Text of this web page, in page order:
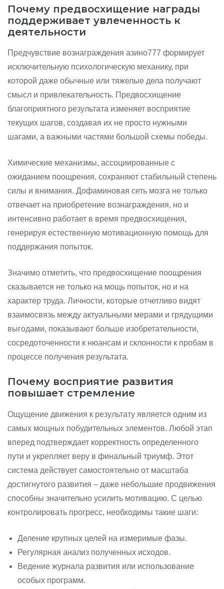
Почему предвосхищение награды
поддерживает увлеченность к
деятельности
Предчувствие вознаграждения азино777 формирует
исключительную психологическую механику, при
которой даже обычные или тяжелые дела получают
смысл и привлекательность. Предвосхищение
благоприятного результата изменяет восприятие
текущих шагов, создавая их не просто нужными
шагами, а важными частями большой схемы победы.
Химические механизмы, ассоциированные с
ожиданием поощрения, сохраняют стабильный степень
силы и внимания. Дофаминовая сеть мозга не только
отвечает на приобретение вознаграждения, но и
интенсивно работает в время предвосхищения,
генерируя естественную мотивационную помощь для
поддержания попыток.
Значимо отметить, что предвосхищение поощрения
сказывается не только на мощь попыток, но и на
характер труда. Личности, которые отчетливо видят
взаимосвязь между актуальными мерами и грядущими
выгодами, показывают больше изобретательности,
сосредоточенности к нюансам и склонности к пробам в
процессе получения результата.
Почему восприятие развития
повышает стремление
Ощущение движения к результату является одним из
самых мощных побудительных элементов. Любой этап
вперед подтверждает корректность определенного
пути и укрепляет веру в финальный триумф. Этот
система действует самостоятельно от масштаба
достигнутого развития – даже небольшие продвижения
способны значительно усилить мотивацию. С целью
контролировать прогресс, необходимы такие шаги:
Деление крупных целей на измеримые фазы.
Регулярная анализ полученных исходов.
Ведение журнала развития или использование
особых программ.